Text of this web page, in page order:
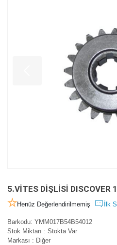
5.VİTES DİŞLİSİ
Henüz Değerlendirilmemiş İlk
Barkodu: YMM017B54B54012
Stok Miktarı : Stokta Var
Markası : Diğer